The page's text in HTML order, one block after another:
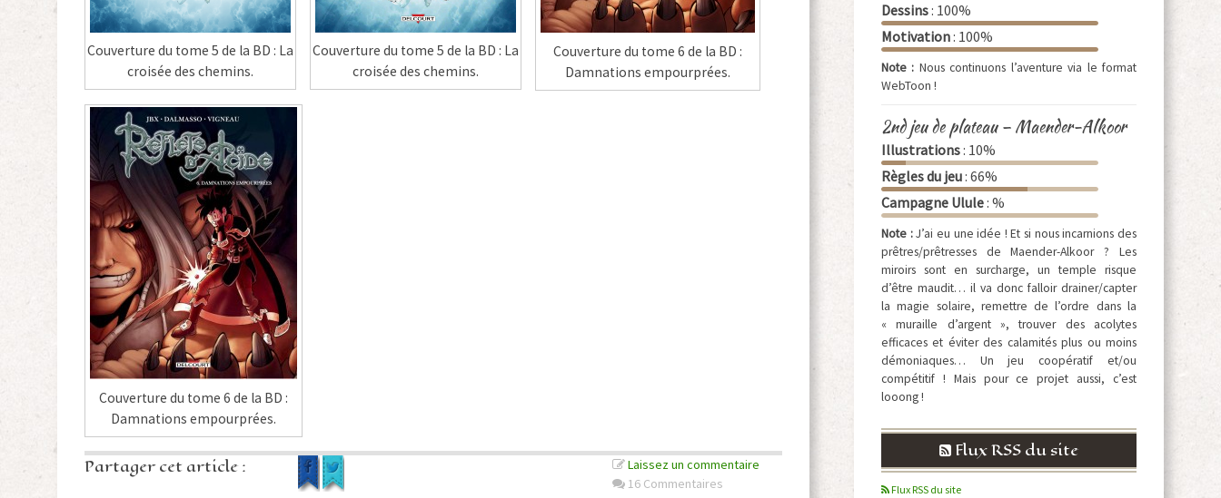
Couverture du tome 5 de la BD : La
croisée des chemins.
Couverture du tome 5 de la BD : La
croisée des chemins.
Couverture du tome 6 de la BD :
Damnations empourprées.
Couverture du tome 6 de la BD :
Damnations empourprées.
Partager cet article :
Laissez un commentaire
16 Commentaires
Dessins: 100%
Motivation: 100%
Note : Nous continuons l’aventure via le format
WebToon !
2nd jeu de plateau – Maender-Alkoor
Illustrations: 10%
Règles du jeu: 66%
Campagne Ulule: %
Note :J’ai eu une idée ! Et si nous incarnions des
prêtres/prêtresses de Maender-Alkoor ? Les
miroirs sont en surcharge, un temple risque
d’être maudit… il va donc falloir drainer/capter
la magie solaire, remettre de l’ordre dans la
« muraille d’argent », trouver des acolytes
efficaces et éviter des calamités plus ou moins
démoniaques… Un jeu coopératif et/ou
compétitif ! Mais pour ce projet aussi, c’est
looong !
Flux RSS du site
Flux RSS du site